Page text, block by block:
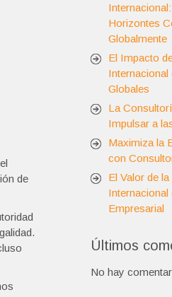
de
Horizontes
Globalmente
El Impacto
Globales
La
Impulsar a
Maximiza la
con
El Valor de
Internacional
Empresarial
Últimos
No hay